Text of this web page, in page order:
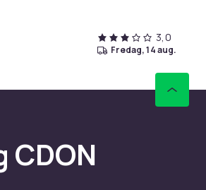
3,0
fredag, 14 aug.
CDON